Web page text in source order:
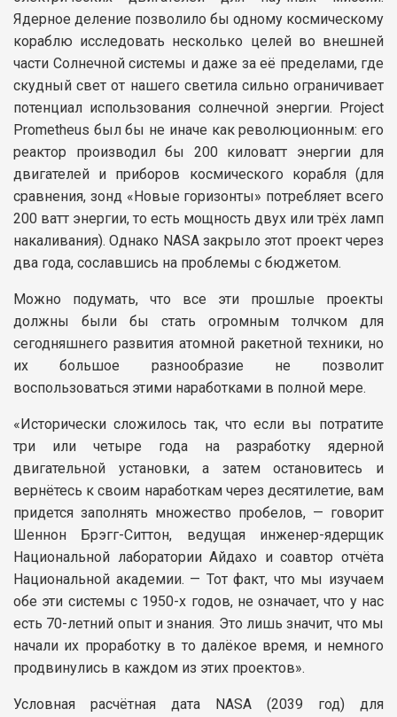
Ядерное деление позволило бы одному космическому
кораблю исследовать несколько целей во внешней
части Солнечной системы и даже за её пределами, где
скудный свет от нашего светила сильно ограничивает
потенциал использования солнечной энергии. Project
Prometheus был бы не иначе как революционным: его
реактор производил бы 200 киловатт энергии для
двигателей и приборов космического корабля (для
сравнения, зонд «Новые горизонты» потребляет всего
200 ватт энергии, то есть мощность двух или трёх ламп
накаливания). Однако NASA закрыло этот проект через
два года, сославшись на проблемы с бюджетом.
Можно подумать, что все эти прошлые проекты
должны были бы стать огромным толчком для
сегодняшнего развития атомной ракетной техники, но
их большое разнообразие не позволит
воспользоваться этими наработками в полной мере.
«Исторически сложилось так, что если вы потратите
три или четыре года на разработку ядерной
двигательной установки, а затем остановитесь и
вернётесь к своим наработкам через десятилетие, вам
придется заполнять множество пробелов, — говорит
Шеннон Брэгг-Ситтон, ведущая инженер-ядерщик
Национальной лаборатории Айдахо и соавтор отчёта
Национальной академии. — Тот факт, что мы изучаем
обе эти системы с 1950-х годов, не означает, что у нас
есть 70-летний опыт и знания. Это лишь значит, что мы
начали их проработку в то далёкое время, и немного
продвинулись в каждом из этих проектов».
Условная расчётная дата NASA (2039 год) для